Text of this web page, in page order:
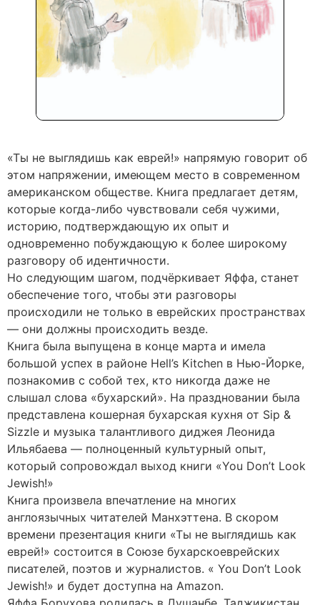
«Ты не выглядишь как еврей!» напрямую говорит об
этом напряжении, имеющем место в современном
американском обществе. Книга предлагает детям,
которые когда-либо чувствовали себя чужими,
историю, подтверждающую их опыт и
одновременно побуждающую к более широкому
разговору об идентичности.
Но следующим шагом, подчёркивает Яффа, станет
обеспечение того, чтобы эти разговоры
происходили не только в еврейских пространствах
— они должны происходить везде.
Книга была выпущена в конце марта и имела
большой успех в районе Hell’s Kitchen в Нью-Йорке,
познакомив с собой тех, кто никогда даже не
слышал слова «бухарский». На праздновании была
представлена кошерная бухарская кухня от Sip &
Sizzle и музыка талантливого диджея Леонида
Ильябаева — полноценный культурный опыт,
который сопровождал выход книги «You Don’t Look
Jewish!»
Книга произвела впечатление на многих
англоязычных читателей Манхэттена. В скором
времени презентация книги «Ты не выглядишь как
еврей!» состоится в Союзе бухарскоеврейских
писателей, поэтов и журналистов. « You Don’t Look
Jewish!» и будет доступна на Amazon.